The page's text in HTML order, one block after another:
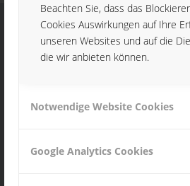
Beachten Sie, dass das
Cookies Auswirkungen auf Ihre
unseren Websites und auf die
die wir anbieten können.
Notwendige Website Cookies
Google Analytics Cookies
KONTAKT
Povazske strojarne, Objekt-25
Tel. +421 42 4305010